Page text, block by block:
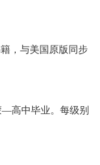
，与美国原版同步
—高中毕业。每级别